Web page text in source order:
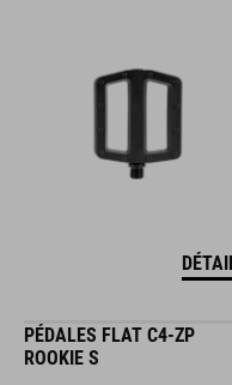
PÉDALES FLAT C4-ZP
ROOKIE S